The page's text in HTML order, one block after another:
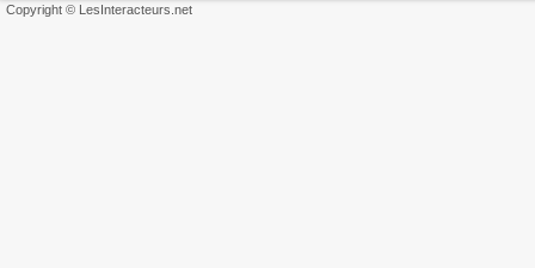
Copyright © LesInteracteurs.net